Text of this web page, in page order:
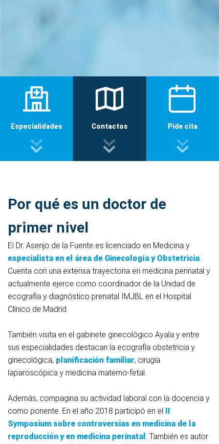
Especialidades Contactos Pide cita
Por qué es un doctor de
primer nivel
El Dr. Asenjo de la Fuente es licenciado en Medicina y
especialista en el área de Ginecología y Obstetricia.
Cuenta con una extensa trayectoria en medicina perinatal y
actualmente ejerce como coordinador de la Unidad de
ecografía y diagnóstico prenatal IMJBL en el Hospital
Clínico de Madrid.
También visita en el gabinete ginecológico Ayala y entre
sus especialidades destacan la ecografía obstetricia y
ginecológica, planificación familiar, cirugía
laparoscópica y medicina materno-fetal.
Además, compagina su actividad laboral con la docencia y
como ponente. En el año 2018 participó en el
Symposium sobre controversias en medicina de la
reproducción y en medicina perinatal . También es autor